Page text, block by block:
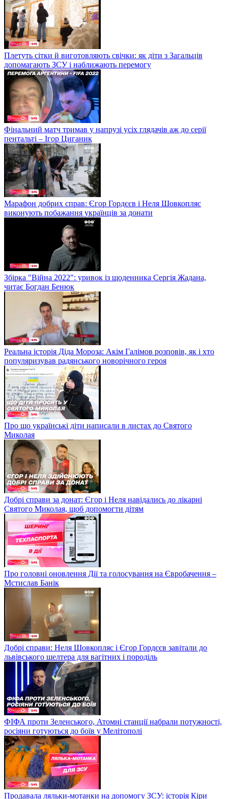
Плетуть сітки й виготовляють свічки: як діти з Загальців
допомагають ЗСУ і наближають перемогу
Фінальний матч тримав у напрузі усіх глядачів аж до серії
пентальті – Ігор Циганик
Марафон добрих справ: Єгор Гордєєв і Неля Шовкопляс
виконують побажання українців за донати
Збірка "Війна 2022": уривок із щоденника Сергія Жадана,
читає Богдан Бенюк
Реальна історія Діда Мороза: Акім Галімов розповів, як і хто
популяризував радянського новорічного героя
Про що українські діти написали в листах до Святого
Миколая
Добрі справи за донат: Єгор і Неля навідались до лікарні
Святого Миколая, щоб допомогти дітям
Про головні оновлення Дії та голосування на Євробачення –
Мстислав Банік
Добрі справи: Неля Шовкопляс і Єгор Гордєєв завітали до
львівського шелтера для вагітних і породіль
ФІФА проти Зеленського, Атомні станції набрали потужності,
росіяни готуються до боїв у Мелітополі
Продавала ляльки-мотанки на допомогу ЗСУ: історія Кіри